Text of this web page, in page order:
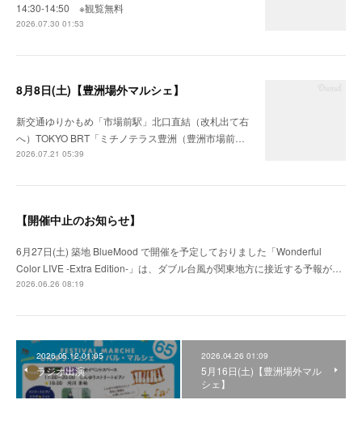
14:30-14:50 ※観覧無料
2026.07.30 01:53
8月8日(土)【豊洲場外マルシェ】
新交通ゆりかもめ「市場前駅」北口直結（改札出て右
へ）TOKYO BRT「ミチノテラス豊洲（豊洲市場前…
2026.07.21 05:39
【開催中止のお知らせ】
6月27日(土) 築地 BlueMood で開催を予定しておりました「Wonderful
Color LIVE -Extra Edition-」は、ダブル台風が関東地方に接近する予報が…
2026.06.26 08:19
2026.05.12 01:05
ラジオ出演
2026.04.26 01:09
5月16日(土)【豊洲場外マル
シェ】